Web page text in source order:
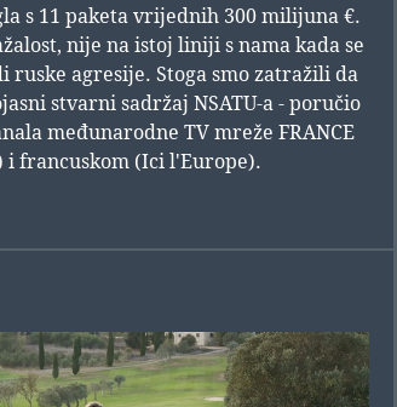
s 11 paketa vrijednih 300 milijuna €.
nije na istoj liniji s nama kada se
agresije. Stoga smo zatražili da
stvarni sadržaj NSATU-a - poručio
međunarodne TV mreže FRANCE
i francuskom (Ici l'Europe).